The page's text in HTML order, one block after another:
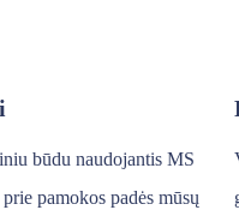
būdu naudojantis MS
pamokos padės mūsų